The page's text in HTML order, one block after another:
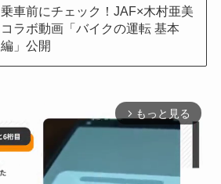
乗車前にチェック！JAF×木村亜美
コラボ動画「バイクの運転 基本
編」公開
arrow_forward_ios もっと見る